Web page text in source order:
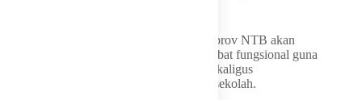
Untuk memperbaiki kondisi tersebut, Pemprov NTB akan
membentuk tim kecil lintas sektor dari pejabat fungsional guna
melakukan sinkronisasi data pendidikan sekaligus
memperkuat pendataan anak rawan putus sekolah.